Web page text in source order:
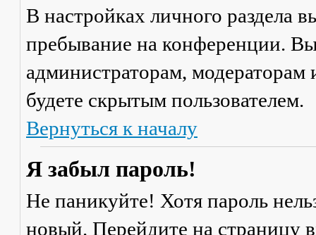
В настройках личного раздела
пребывание на конференции.
администраторам,
будете скрытым пользователем.
Вернуться к началу
Я забыл пароль!
Не паникуйте! Хотя пароль
новый. Перейдите на страницу